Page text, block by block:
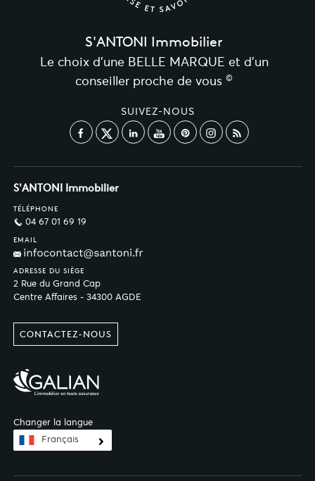
S'ANTONI Immobilier
Le choix d’une BELLE MARQUE et d’un
conseiller proche de vous ©
SUIVEZ-NOUS
S'ANTONI Immobilier
TÉLÉPHONE
04 67 01 69 19
EMAIL
ADRESSE DU SIÈGE
2 Rue du Grand Cap
Centre Affaires - 34300 AGDE
CONTACTEZ-NOUS
Changer la langue
Français